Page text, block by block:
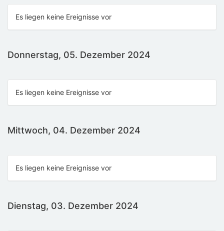
Es liegen keine Ereignisse vor
Donnerstag, 05. Dezember 2024
Es liegen keine Ereignisse vor
Mittwoch, 04. Dezember 2024
Es liegen keine Ereignisse vor
Dienstag, 03. Dezember 2024